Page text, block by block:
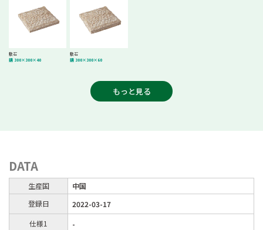
敷石
錆 300×300×40
敷石
錆 300×300×60
もっと見る
DATA
生産国
中国
登録日
2022-03-17
仕様1
-